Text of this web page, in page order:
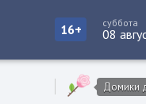
16+ суббота
08
Домики